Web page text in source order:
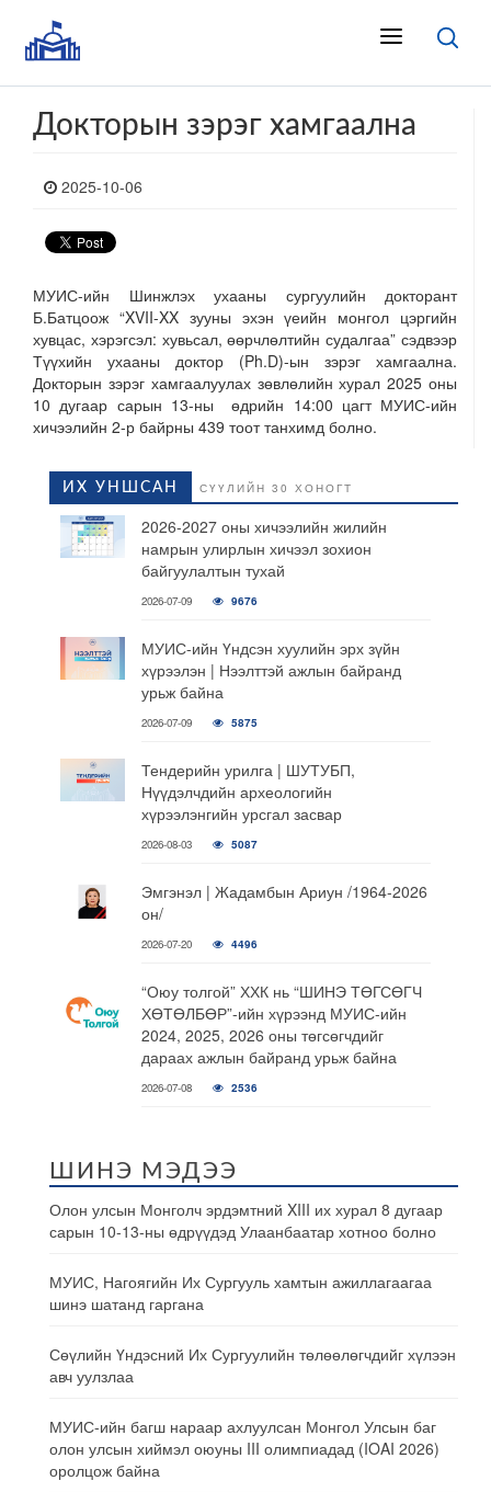
Докторын зэрэг хамгаална
2025-10-06
МУИС-ийн Шинжлэх ухааны сургуулийн докторант
Б.Батцоож “XVII-XX зууны эхэн үеийн монгол цэргийн
хувцас, хэрэгсэл: хувьсал, өөрчлөлтийн судалгаа” сэдвээр
Түүхийн ухааны доктор (Ph.D)-ын зэрэг хамгаална.
Докторын зэрэг хамгаалуулах зөвлөлийн хурал 2025 оны
10 дугаар сарын 13-ны өдрийн 14:00 цагт МУИС-ийн
хичээлийн 2-р байрны 439 тоот танхимд болно.
ИХ УНШСАН СҮҮЛИЙН 30 ХОНОГТ
2026-2027 оны хичээлийн жилийн
намрын улирлын хичээл зохион
байгуулалтын тухай
2026-07-09 9676
МУИС-ийн Үндсэн хуулийн эрх зүйн
хүрээлэн | Нээлттэй ажлын байранд
урьж байна
2026-07-09 5875
Тендерийн урилга | ШУТУБП,
Нүүдэлчдийн археологийн
хүрээлэнгийн урсгал засвар
2026-08-03 5087
Эмгэнэл | Жадамбын Ариун /1964-2026
он/
2026-07-20 4496
“Оюу толгой” ХХК нь “ШИНЭ ТӨГСӨГЧ
ХӨТӨЛБӨР”-ийн хүрээнд МУИС-ийн
2024, 2025, 2026 оны төгсөгчдийг
дараах ажлын байранд урьж байна
2026-07-08 2536
ШИНЭ МЭДЭЭ
Олон улсын Монголч эрдэмтний XIII их хурал 8 дугаар
сарын 10-13-ны өдрүүдэд Улаанбаатар хотноо болно
МУИС, Нагоягийн Их Сургууль хамтын ажиллагаагаа
шинэ шатанд гаргана
Сөүлийн Үндэсний Их Сургуулийн төлөөлөгчдийг хүлээн
авч уулзлаа
МУИС-ийн багш нараар ахлуулсан Монгол Улсын баг
олон улсын хиймэл оюуны III олимпиадад (IOAI 2026)
оролцож байна